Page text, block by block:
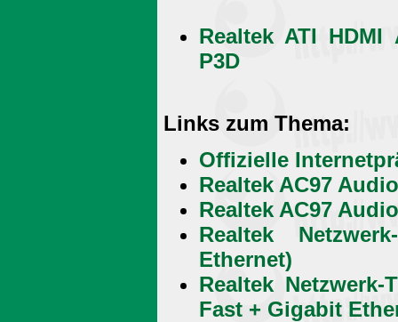
Realtek ATI
P3D
Links zum Thema:
Offizielle
Realtek AC97
Realtek AC97
Realtek
Ethernet)
Realtek
Fast + Gigabit